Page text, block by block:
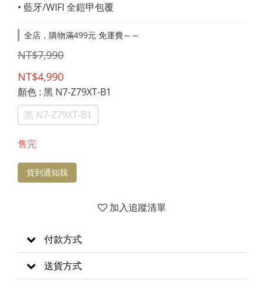
• 藍牙/WIFI 全鎧甲包覆
全店，購物滿499元 免運費～～
NT$7,990
NT$4,990
顏色 : 黑 N7-Z79XT-B1
黑 N7-Z79XT-B1
售完
貨到通知我
加入追蹤清單
付款方式
送貨方式